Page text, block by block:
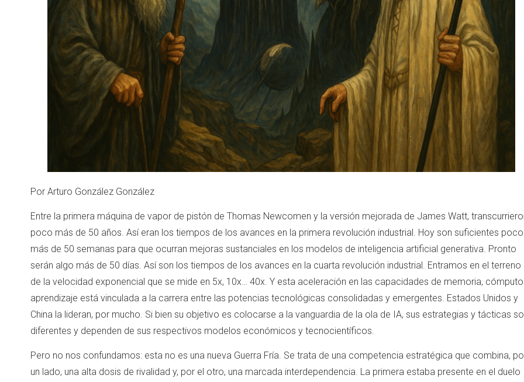
Por Arturo González González
Entre la primera máquina de vapor de pistón de Thomas Newcomen y la versión mejorada de James Watt,
poco más de 50 años. Así eran los tiempos de los avances en la primera revolución industrial. Hoy son suficientes poco
más de 50 semanas para que ocurran mejoras sustanciales en los modelos de inteligencia artificial generativa. Pronto
serán algo más de 50 días. Así son los tiempos de los avances en la cuarta revolución industrial. Entramos en el terreno
de la velocidad exponencial que se mide en 5x, 10x… 40x. Y esta aceleración en las capacidades de memoria,
aprendizaje está vinculada a la carrera entre las potencias tecnológicas consolidadas y emergentes. Estados Unidos y
China la lideran, por mucho. Si bien su objetivo es colocarse a la vanguardia de la ola de IA, sus estrategias y tácticas
diferentes y dependen de sus respectivos modelos económicos y tecnocientíficos.
Pero no nos confundamos: esta no es una nueva Guerra Fría. Se trata de una competencia estratégica que combina,
un lado, una alta dosis de rivalidad y, por el otro, una marcada interdependencia. La primera estaba presente en el duelo